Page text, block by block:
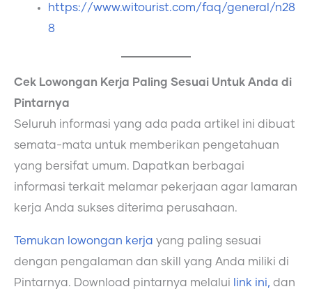
https://www.witourist.com/faq/general/n28
8
Cek Lowongan Kerja Paling Sesuai Untuk Anda di
Pintarnya
Seluruh informasi yang ada pada artikel ini dibuat
semata-mata untuk memberikan pengetahuan
yang bersifat umum. Dapatkan berbagai
informasi terkait melamar pekerjaan agar lamaran
kerja Anda sukses diterima perusahaan.
Temukan lowongan kerja yang paling sesuai
dengan pengalaman dan skill yang Anda miliki di
Pintarnya. Download pintarnya melalui
link ini, dan